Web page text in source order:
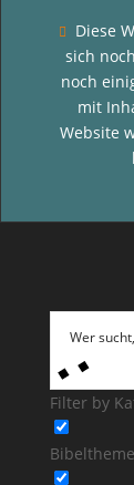

Diese
sich
noch
mit
Website
Filter by